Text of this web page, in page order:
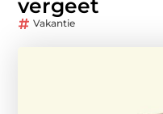
vergeet
Vakantie